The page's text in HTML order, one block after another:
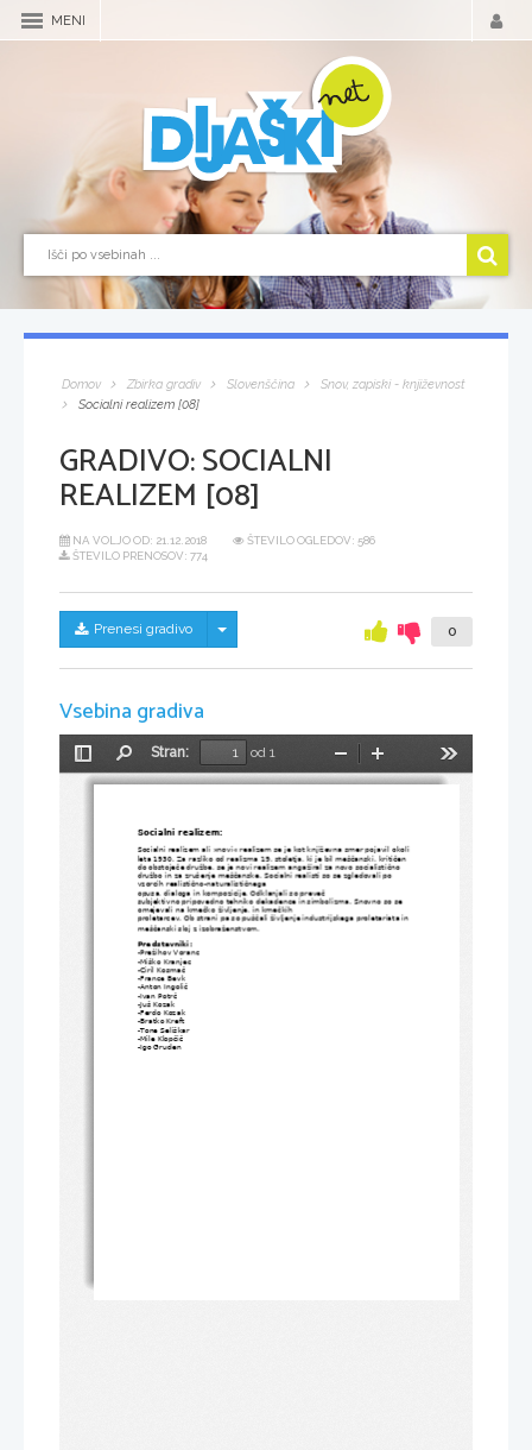
MENI
Domov Zbirka gradiv Slovenščina
Snov, zapiski - književnost
Socialni realizem [08]
GRADIVO:SOCIALNI
REALIZEM [08]
NA VOLJO OD: 21.12.2018
ŠTEVILO OGLEDOV: 586
ŠTEVILO PRENOSOV: 774
Prenesi gradivo Skrij/prikaži meni 0
Vsebina gradiva
Preklopi
stransko
Stran:
od 1
Pomanjšaj
Socialni realizem:
Socialni realizem ali »novi« realizem se je kot književna smer pojavil okoli
leta 1930. Za razliko od realizma 19. stoletja, ki je bil meščanski, kritičen
do obstoječe družbe, se je novi realizem angažiral za novo socialistično
družbo in za zrušenje meščanske. Socialni realisti so se zgledovali po
vzorcih realistično-naturalističnega
opusa, dialoga in kompozicije. Odklanjali so preveč
subjektivno pripovedno tehniko dekadence in simbolizma. Snovno so se
omejevali na kmečko življenje, in kmečkih
proletarcev. Ob strani pa so puščali življenje industrijskega proletariata in
meščanski sloj z izobraženstvom.
Predstavniki:
-Prežihov Voranc
-Miško Kranjec
-Ciril Kosmač
-France Bevk
-Anton Ingolič
-Ivan Potrč
-Juš Kozak
-Ferdo Kozak
-Bratko Kreft
-Tone Seliškar
-Mile Klopčič
-Igo Gruden